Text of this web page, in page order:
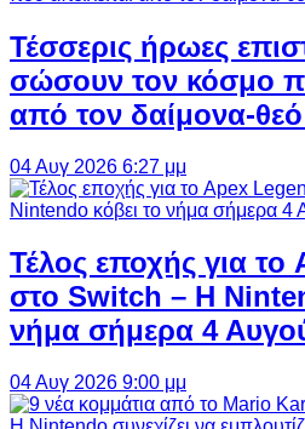
Τέσσερις ήρωες
σώσουν τον κόσμο
από τον δαίμονα-
04 Αυγ 2026 6:27 μμ
Τέλος εποχής για
στο Switch – Η
νήμα σήμερα 4
04 Αυγ 2026 9:00 μμ